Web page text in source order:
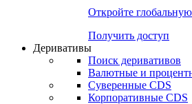
Откройте
Получить доступ
Деривативы
Поиск деривативов
Валютные и
Суверенные CDS
Корпоративные CDS